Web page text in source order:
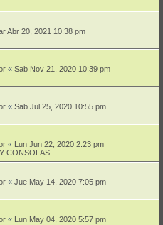
Abr 20, 2021 10:38 pm
« Sab Nov 21, 2020 10:39 pm
« Sab Jul 25, 2020 10:55 pm
« Lun Jun 22, 2020 2:23 pm
CONSOLAS
« Jue May 14, 2020 7:05 pm
« Lun May 04, 2020 5:57 pm